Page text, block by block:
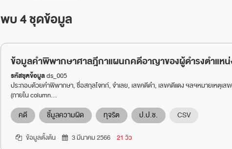
พบ 4 ชุดข้อมูล
ข้อมูลคำพิพากษาศาลฎีกาแผนกคดีอาญาของผู้ดำรงตำแหน่
รหัสชุดข้อมูลds_005
ประกอบด้วยคำพิพากษา, ชื่อสกุลโจทก์, จำเลย, เลขคดีดำ, เลขคดีแดง ฯลฯหมายเหตุเลข
(ภายใน column...
คดี ชี้มูลความผิด ทุจริต ป.ป.ช. CSV
ข้อมูลตั้งต้น 3 มีนาคม 2566 21 วิว